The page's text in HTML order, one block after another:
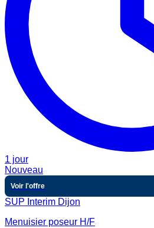
1 jour
Nouveau
Voir l'offre
SUP Interim Dijon
Menuisier poseur H/F